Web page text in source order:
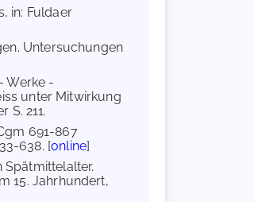
in: Fuldaer
Untersuchungen
Werke -
unter Mitwirkung
S. 211.
691-867
638. [online]
15. Jahrhundert,